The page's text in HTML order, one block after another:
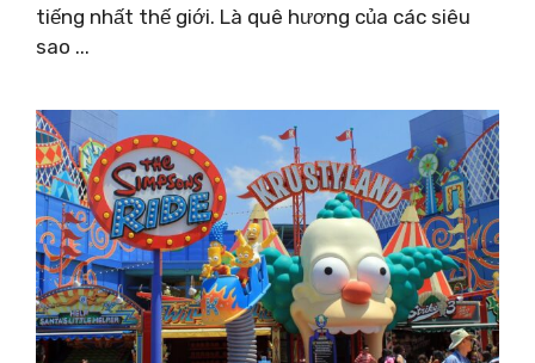
tiếng nhất thế giới. Là quê hương của các siêu
sao ...